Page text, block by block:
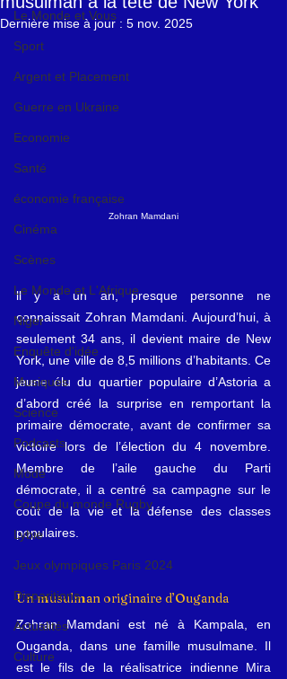
Le Monde et Vous
Sport
Argent et Placement
Guerre en Ukraine
Economie
Santé
économie française
Cinéma
Scènes
Le Monde et L'Afrique
Niger
Enquête d'idée
Musiques
Science
Podcasts
Mode
Coupe du monde Rugby
Lybie
Jeux olympiques Paris 2024
Disparitions
Actualités
Culture
Dernière mise à jour : 5 nov. 2025
Zohran Mamdani
ll y a un an, presque personne ne
connaissait Zohran Mamdani. Aujourd’hui, à
seulement 34 ans, il devient maire de New
York, une ville de 8,5 millions d’habitants. Ce
jeune élu du quartier populaire d’Astoria a
d’abord créé la surprise en remportant la
primaire démocrate, avant de confirmer sa
victoire lors de l’élection du 4 novembre.
Membre de l’aile gauche du Parti
démocrate, il a centré sa campagne sur le
coût de la vie et la défense des classes
populaires.
Un musulman originaire d’Ouganda
Zohran Mamdani est né à Kampala, en
Ouganda, dans une famille musulmane. Il
est le fils de la réalisatrice indienne Mira